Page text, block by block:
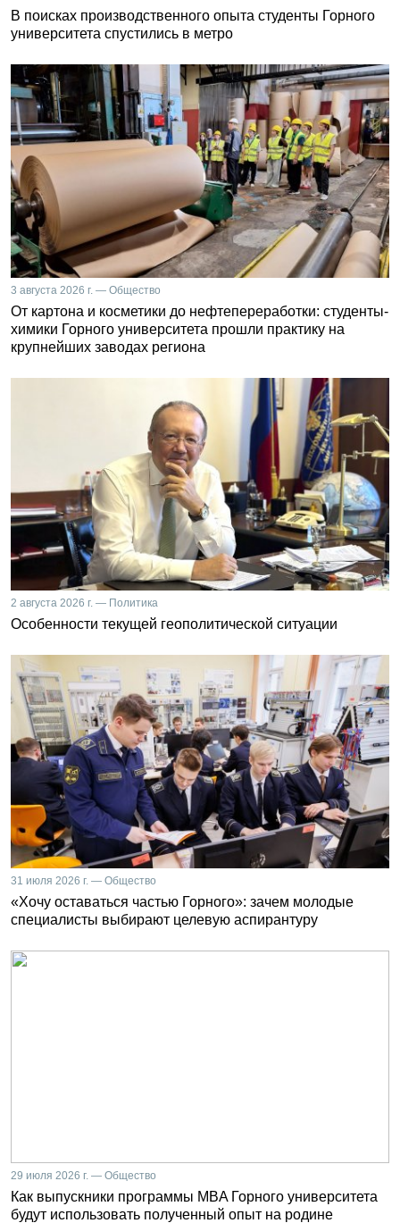
В поисках производственного опыта студенты Горного
университета спустились в метро
3 августа 2026 г. — Общество
От картона и косметики до нефтепереработки: студенты-
химики Горного университета прошли практику на
крупнейших заводах региона
2 августа 2026 г. — Политика
Особенности текущей геополитической ситуации
31 июля 2026 г. — Общество
«Хочу оставаться частью Горного»: зачем молодые
специалисты выбирают целевую аспирантуру
29 июля 2026 г. — Общество
Как выпускники программы MBA Горного университета
будут использовать полученный опыт на родине